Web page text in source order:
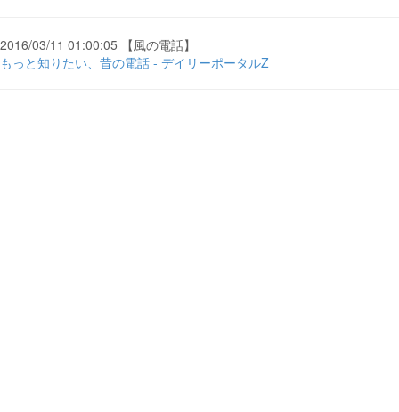
2016/03/11 01:00:05 【風の電話】
もっと知りたい、昔の電話 - デイリーポータルZ